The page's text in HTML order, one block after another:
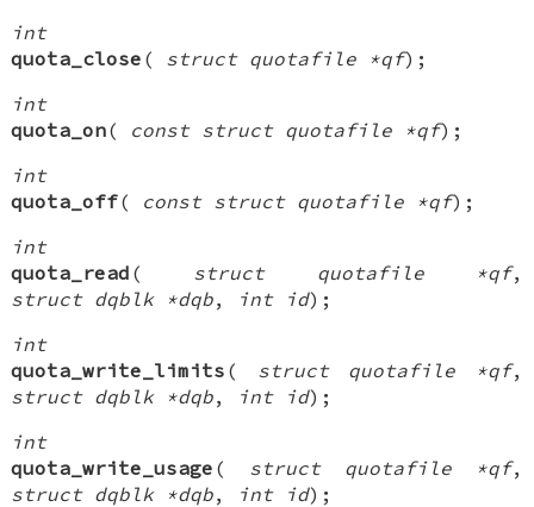
int
quota_close ( struct quotafile *qf);
int
quota_on( const struct quotafile *qf);
int
quota_off( const struct quotafile *qf);
int
quota_read ( struct quotafile *qf,
struct dqblk *dqb, int id);
int
quota_write_limits ( struct quotafile *qf,
struct dqblk *dqb, int id);
int
quota_write_usage ( struct quotafile *qf,
struct dqblk *dqb, int id);